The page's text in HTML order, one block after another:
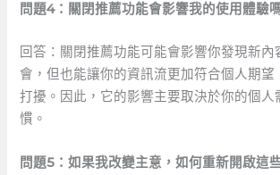
問題4：關閉推薦功能會影響我的使用體驗
回答：關閉推薦功能可能會影響你發現新內
會，但也能讓你的資訊流更加符合個人期望
打擾。因此，它的影響主要取決於你的個人
慣。
問題5：如果我改變主意，如何重新開啟這